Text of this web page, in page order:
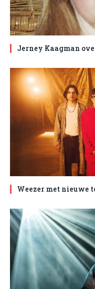
Jerney Kaagman
Weezer met nieuwe